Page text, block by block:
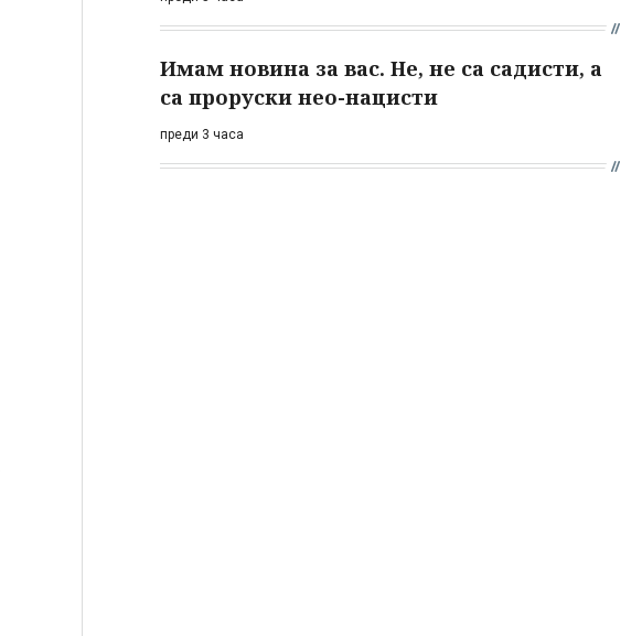
Имам новина за вас. Не, не са садисти, а
са проруски нео-нацисти
преди 3 часа